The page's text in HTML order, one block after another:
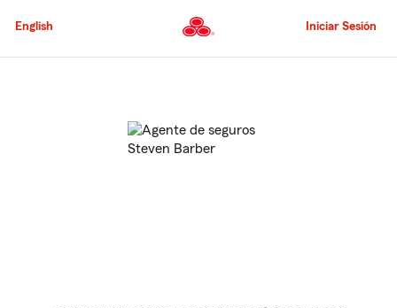
al
principal
English Iniciar Sesión